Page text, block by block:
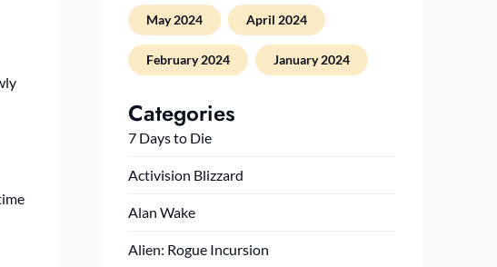
May 2024 April 2024
February 2024 January 2024
Categories
7 Days to Die
Activision Blizzard
Alan Wake
Alien: Rogue Incursion